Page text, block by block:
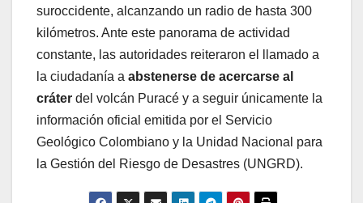
suroccidente, alcanzando un radio de hasta 300
kilómetros. Ante este panorama de actividad
constante, las autoridades reiteraron el llamado a
la ciudadanía a abstenerse de acercarse al
cráter del volcán Puracé y a seguir únicamente la
información oficial emitida por el Servicio
Geológico Colombiano y la Unidad Nacional para
la Gestión del Riesgo de Desastres (UNGRD).